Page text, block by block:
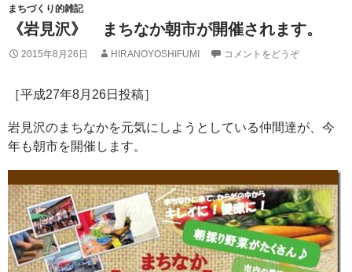
動
まちづくり的雑記
《岩見沢》 まちなか朝市が開催されます。
2015年8月26日 HIRANOYOSHIFUMI コメントをどうぞ
［平成27年8月26日投稿］
岩見沢のまちなかを元気にしようとしている仲間達が、今
年も朝市を開催します。